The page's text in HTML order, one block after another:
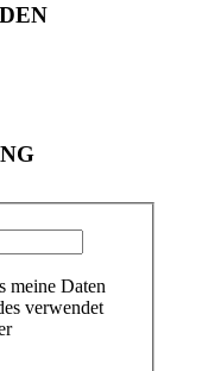
meine Daten
verwendet